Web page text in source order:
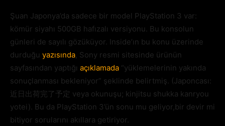
Şuan Japonya’da sadece bir model PlayStation 3 var:
kömür siyahı 500GB hafızalı versiyonu. Bu konsolun
günleri de sayılı gözüküyor. Inside’ın bu konu üzerinde
durduğu yazısında, Sony resmi sitesinde ürünün
sayfasından yaptığı açıklamada “yüklemelerinin yakında
sonuçlanması bekleniyor” şeklinde belirtmiş. (Japoncası:
近日出荷完了予定 veya okunuşu; kinjitsu shukka kanryou
yotei). Bu da PlayStation 3’ün sonu mu geliyor,bir devir mi
bitiyor sorularını akıllara getiriyor.